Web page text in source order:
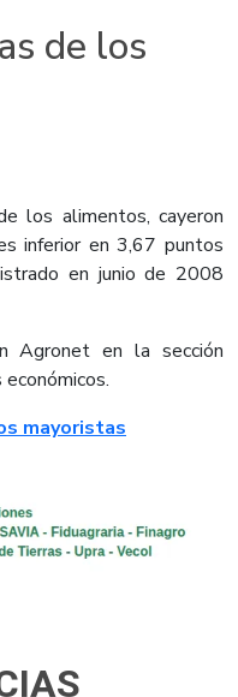
de los
los alimentos, cayeron
inferior en 3,67 puntos
en junio de 2008
Agronet en la sección
mayoristas